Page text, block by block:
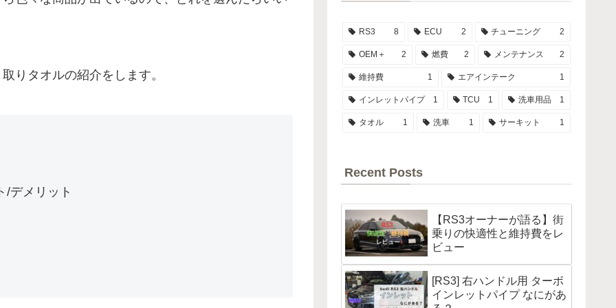
りタオルの紹介をします。
/デメリット
RS3 8 ECU 2 チューニング 2
OEM＋ 2 燃費 2 メンテナンス 2
維持費 1 エアインテーク 1
インレットパイプ 1 TCU 1 洗車用品 1
タオル 1 洗車 1 サーキット 1
Recent Posts
【RS3オーナーが語る】街
乗りの快適性と維持費をレ
ビュー
[RS3] 右ハンドル用 ターボ
インレットパイプ なにがあ